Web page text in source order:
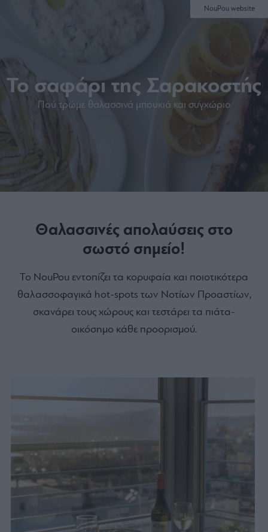
Το σαφάρι της Σαρακοστής
Πού τρώμε θαλασσινά μπουκιά και συγχώριο
NouPou website
Θαλασσινές απολαύσεις στο
σωστό σημείο!
Το NouPou εντοπίζει τα κορυφαία και ποιοτικότερα
θαλασσοφαγικά hot-spots των Νοτίων Προαστίων,
σκανάρει τους χώρους και τεστάρει τα πιάτα-
οικόσημο κάθε προορισμού.